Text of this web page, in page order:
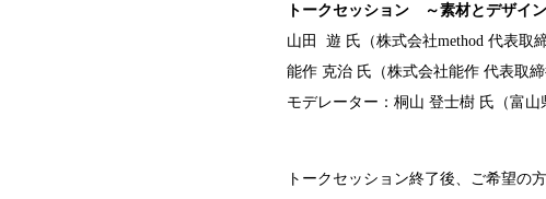
トークセッション ～素材とデザイ
山田 遊 氏（株式会社method 代表取締
能作 克治 氏（株式会社能作 代表取締
モデレーター：桐山 登士樹 氏（富山
トークセッション終了後、ご希望の